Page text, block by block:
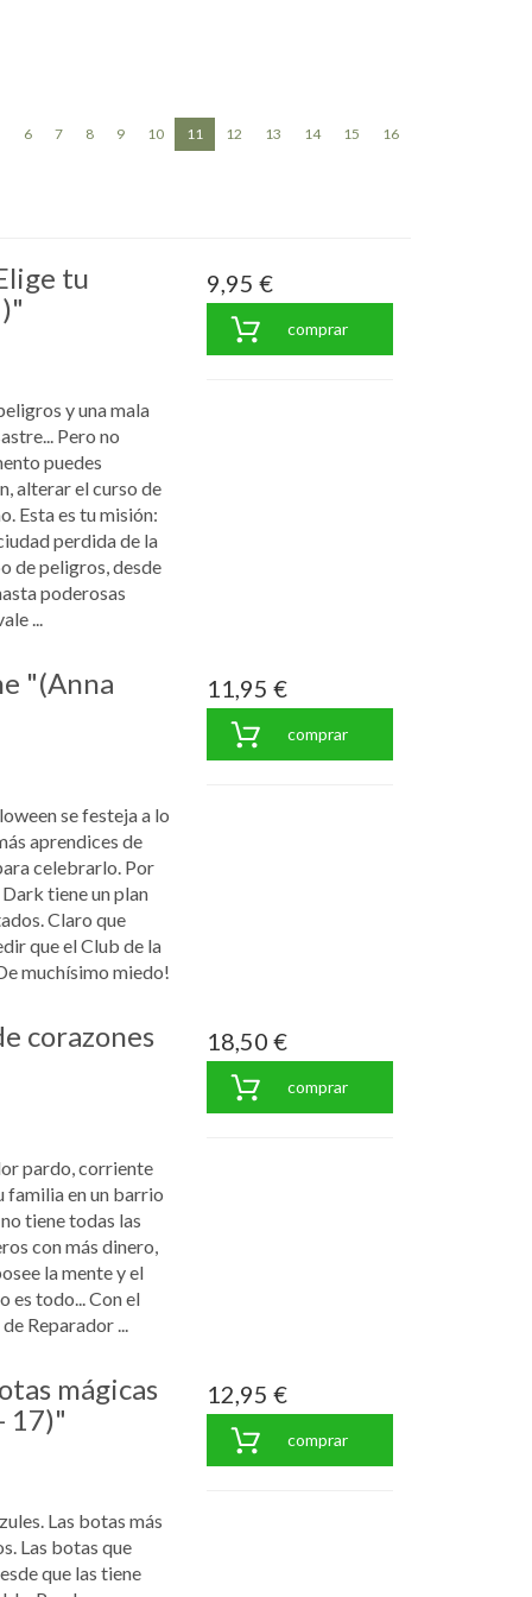
6 7 8 9 10 11 (current)
12 13 14 15
16
tu
y una mala
Pero no
puedes
alterar el curso de
Esta es tu misión:
perdida de la
de peligros, desde
poderosas
...
9,95 €
comprar
"(Anna
se festeja a lo
aprendices de
celebrarlo. Por
tiene un plan
Claro que
que el Club de la
muchísimo miedo!
11,95 €
comprar
corazones
pardo, corriente
familia en un barrio
tiene todas las
con más dinero,
la mente y el
es todo... Con el
Reparador ...
18,50 €
comprar
mágicas
17)"
Las botas más
Las botas que
que las tiene
12,95 €
comprar